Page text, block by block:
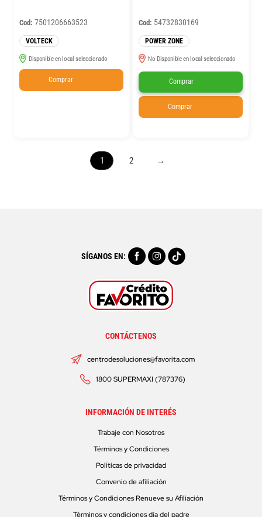
Cod: 7501206663523
VOLTECK
Disponible en local seleccionado
Comprar
Cod: 54732830169
POWER ZONE
No Disponible en local seleccionado
Comprar
Comprar
1 2 →
SÍGANOS EN:
CONTÁCTENOS
centrodesoluciones@favorita.com
1800 SUPERMAXI (787376)
INFORMACIÓN DE INTERÉS
Trabaje con Nosotros
Términos y Condiciones
Políticas de privacidad
Convenio de afiliación
Términos y Condiciones Renueve su Afiliación
Términos y condiciones día del padre